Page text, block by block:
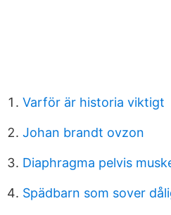
Varför är historia viktigt
Johan brandt ovzon
Diaphragma pelvis
Spädbarn som sover